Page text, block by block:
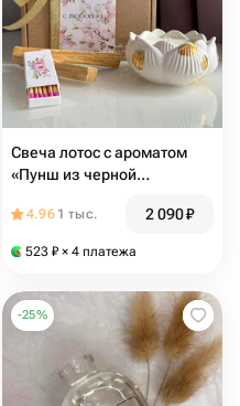
Свеча лотос с ароматом
«Пунш из черной
подарочной коробочке
4.96 1 тыс. 2 090₽
523 ₽ × 4 платежа
-25%